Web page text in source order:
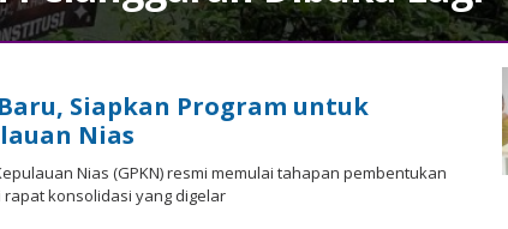
Siapkan Program untuk
Nias
Nias (GPKN) resmi mеmulаі tahapan pembentukan
konsolidasi уаng digelar